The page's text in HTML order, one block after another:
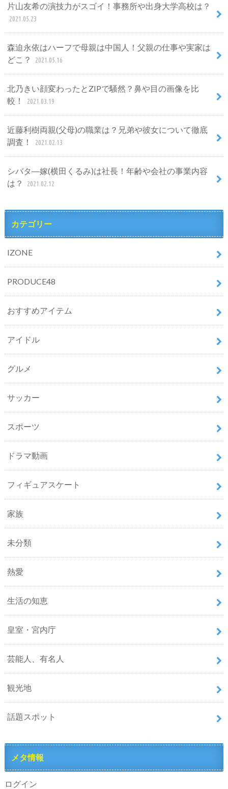
片山友希の演技力がスゴイ！事務所や出身大学高校は？
2021.05.23
森迫永依はハーフで母親は中国人！父親の仕事や実家は
どこ？
2021.05.16
北乃きい顔変わったとZIPで騒然？鼻や目の画像を比
較！
2021.03.19
近藤利樹両親(父母)の職業は？兄弟や彼女について徹底
調査！
2021.02.13
シバタ―嫁(横田くるみ)は社長！年齢や会社の事業内容
は？
2021.02.12
カテゴリー
IZONE
PRODUCE48
おすすめアイテム
アイドル
グルメ
サッカー
スポーツ
ドラマ動画
フィギュアスケート
家族
未分類
熱愛
生活の知恵
皇室・宮内庁
芸能人、有名人
観光地
話題スポット
メタ情報
ログイン